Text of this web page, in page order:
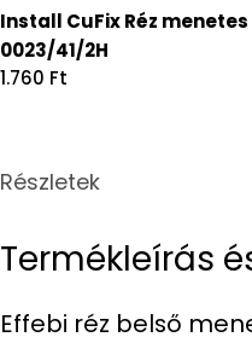
Install CuFix Réz
0023/41/2H
Regular
1.760 Ft
Részletek
Termékleírás
Effebi réz belső